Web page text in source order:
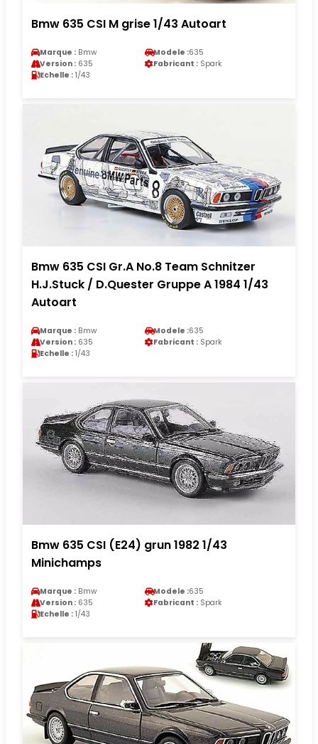
Bmw 635 CSI M grise 1/43 Autoart
Marque : Bmw Modele :635
Version : 635 Fabricant : Spark
Echelle : 1/43
Bmw 635 CSI Gr.A No.8 Team Schnitzer
H.J.Stuck / D.Quester Gruppe A 1984 1/43
Autoart
Marque : Bmw Modele :635
Version : 635 Fabricant : Spark
Echelle : 1/43
Bmw 635 CSI (E24) grun 1982 1/43
Minichamps
Marque : Bmw Modele :635
Version : 635 Fabricant : Spark
Echelle : 1/43